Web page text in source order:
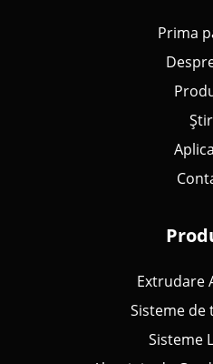
Prima
Extrudare
Sisteme
Sisteme